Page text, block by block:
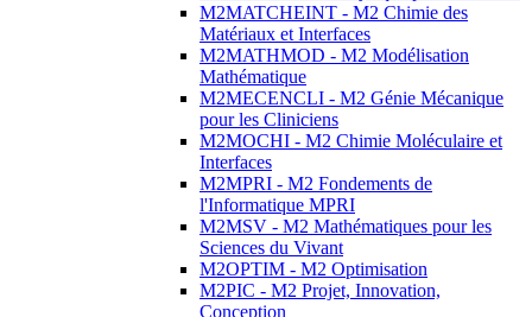
M2MATCHEINT - M2 Chimie des
Matériaux et Interfaces
M2MATHMOD - M2 Modélisation
Mathématique
M2MECENCLI - M2 Génie Mécanique
pour les Cliniciens
M2MOCHI - M2 Chimie Moléculaire et
Interfaces
M2MPRI - M2 Fondements de
l'Informatique MPRI
M2MSV - M2 Mathématiques pour les
Sciences du Vivant
M2OPTIM - M2 Optimisation
M2PIC - M2 Projet, Innovation,
Conception